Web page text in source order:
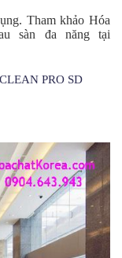
Tham khảo Hóa
sàn đa năng tại
PRO SD